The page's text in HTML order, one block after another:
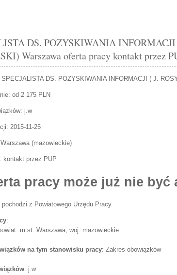
DS. POZYSKIWANIA INFORMACJI
Warszawa oferta pracy kontakt przez
SPECJALISTA DS. POZYSKIWANIA INFORMACJI ( J.
od 2 175 PLN
j.w
2015-11-25
Warszawa(mazowieckie)
kontakt przez PUP
pracy może już nie być
z Powiatowego Urzędu Pracy.
:
m.st. Warszawa, woj: mazowieckie
na tym stanowisku pracy: Zakres obowiązków
: j.w